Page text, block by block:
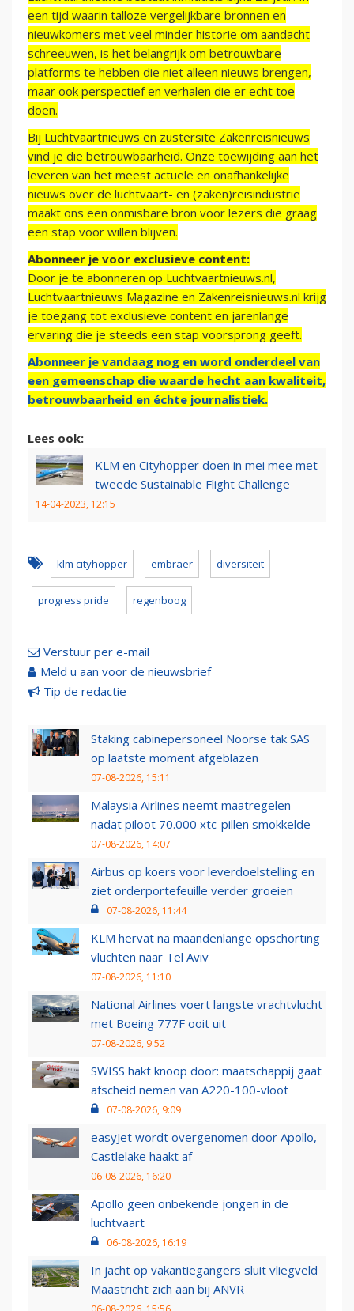
een tijd waarin talloze vergelijkbare bronnen en
nieuwkomers met veel minder historie om aandacht
schreeuwen, is het belangrijk om betrouwbare
platforms te hebben die niet alleen nieuws brengen,
maar ook perspectief en verhalen die er echt toe
doen.
Bij Luchtvaartnieuws en zustersite Zakenreisnieuws
vind je die betrouwbaarheid. Onze toewijding aan het
leveren van het meest actuele en onafhankelijke
nieuws over de luchtvaart- en (zaken)reisindustrie
maakt ons een onmisbare bron voor lezers die graag
een stap voor willen blijven.
Abonneer je voor exclusieve content:
Door je te abonneren op Luchtvaartnieuws.nl,
Luchtvaartnieuws Magazine en Zakenreisnieuws.nl krijg
je toegang tot exclusieve content en jarenlange
ervaring die je steeds een stap voorsprong geeft.
Abonneer je vandaag nog en word onderdeel van
een gemeenschap die waarde hecht aan kwaliteit,
betrouwbaarheid en échte journalistiek.
Lees ook:
KLM en Cityhopper doen in mei mee met
tweede Sustainable Flight Challenge
14-04-2023, 12:15
klm cityhopper embraer diversiteit
progress pride regenboog
Verstuur per e-mail
Meld u aan voor de nieuwsbrief
Tip de redactie
Staking cabinepersoneel Noorse tak SAS
op laatste moment afgeblazen
07-08-2026, 15:11
Malaysia Airlines neemt maatregelen
nadat piloot 70.000 xtc-pillen smokkelde
07-08-2026, 14:07
Airbus op koers voor leverdoelstelling en
ziet orderportefeuille verder groeien
07-08-2026, 11:44
KLM hervat na maandenlange opschorting
vluchten naar Tel Aviv
07-08-2026, 11:10
National Airlines voert langste vrachtvlucht
met Boeing 777F ooit uit
07-08-2026, 9:52
SWISS hakt knoop door: maatschappij gaat
afscheid nemen van A220-100-vloot
07-08-2026, 9:09
easyJet wordt overgenomen door Apollo,
Castlelake haakt af
06-08-2026, 16:20
Apollo geen onbekende jongen in de
luchtvaart
06-08-2026, 16:19
In jacht op vakantiegangers sluit vliegveld
Maastricht zich aan bij ANVR